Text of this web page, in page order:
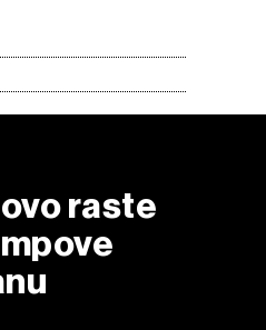
raste